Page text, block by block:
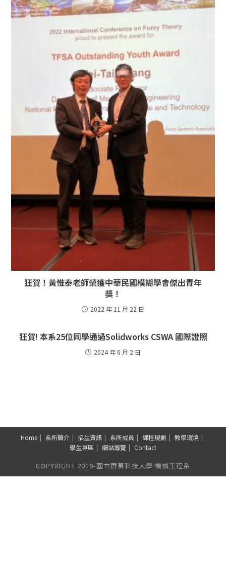
狂賀！黃惟泰老師榮獲中華民國模糊學會傑出青年
獎！
2022 年 11 月 22 日
狂賀! 本系25位同學通過Solidworks CSWA 國際證照
2024 年 6 月 2 日
Home 系所簡介 招生資訊 系所成員 課程規劃
教學環境
學生專區
網站導覽 Contact
COPYRIGHT 2019-國立屏東科技大學 機械工程系